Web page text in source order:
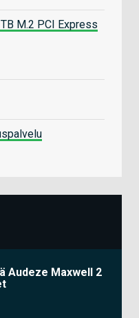
M.2 PCI Express
Audeze Maxwell 2